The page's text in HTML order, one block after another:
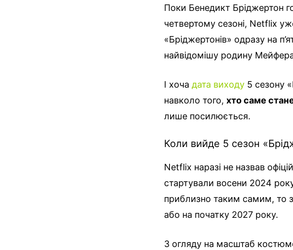
Поки Бенедикт Бріджертон
четвертому сезоні, Netflix
«Бріджертонів» одразу на
найвідомішу родину
І хоча дата виходу 5 сезону
навколо того, хто саме
лише посилюється.
Коли вийде 5 сезон
Netflix наразі не назвав
стартували восени 2024
приблизно таким самим, то
або на початку 2027 року.
З огляду на масштаб